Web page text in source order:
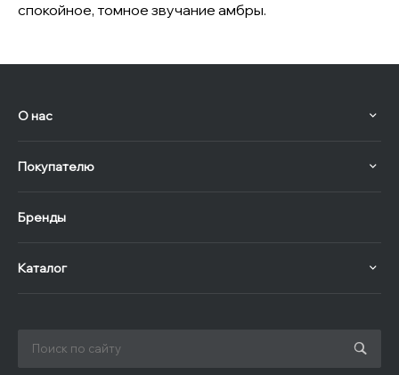
спокойное, томное звучание амбры.
О нас
Покупателю
Бренды
Каталог